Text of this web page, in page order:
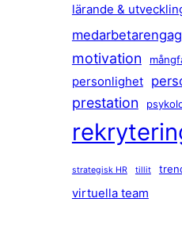
lärande &
motivation
personlighet
prestation
strategisk HR tillit
virtuella team